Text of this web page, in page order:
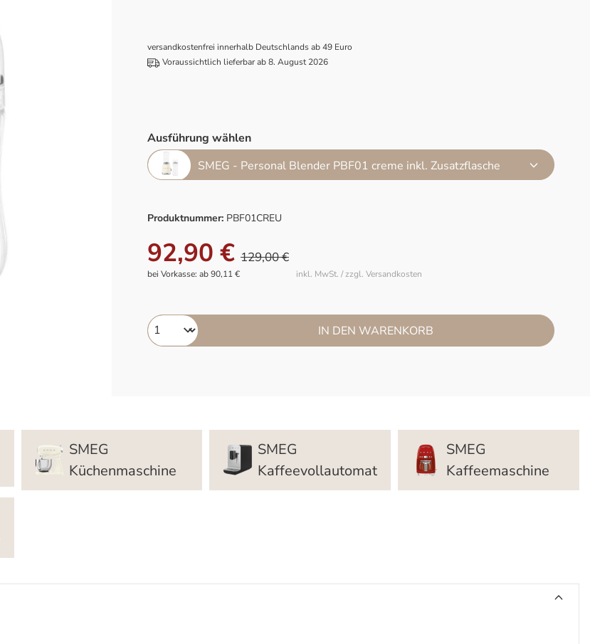
versandkostenfrei innerhalb Deutschlands ab 49 Euro
Voraussichtlich lieferbar ab 8. August 2026
Ausführung wählen
SMEG - Personal Blender PBF01 creme inkl. Zusatzflasche
Produktnummer: PBF01CREU
92,90 € 129,00 €
inkl. MwSt. / zzgl. Versandkosten
bei Vorkasse: ab 90,11 €
IN DEN WARENKORB
SMEG
Küchenmaschine
SMEG
Kaffeevollautomat
SMEG
Kaffeemaschine